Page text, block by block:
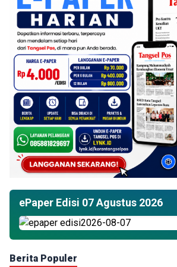
ePaper Edisi 07 Agustus 2026
Berita Populer